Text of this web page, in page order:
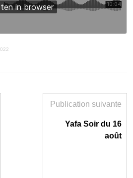
Publication suivante
Yafa Soir du 16
août